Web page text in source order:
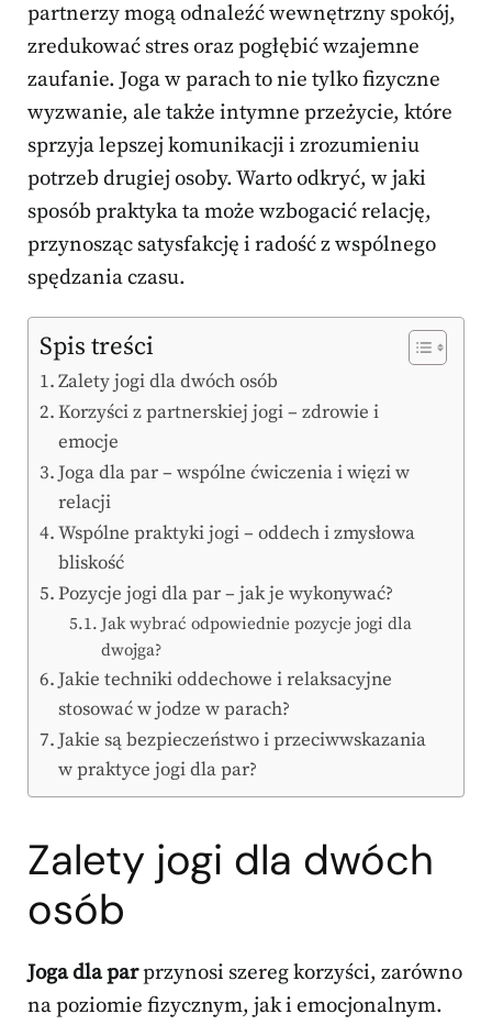
partnerzy mogą odnaleźć wewnętrzny spokój,
zredukować stres oraz pogłębić wzajemne
zaufanie. Joga w parach to nie tylko fizyczne
wyzwanie, ale także intymne przeżycie, które
sprzyja lepszej komunikacji i zrozumieniu
potrzeb drugiej osoby. Warto odkryć, w jaki
sposób praktyka ta może wzbogacić relację,
przynosząc satysfakcję i radość z wspólnego
spędzania czasu.
Spis treści
Zalety jogi dla dwóch osób
Korzyści z partnerskiej jogi – zdrowie i
emocje
Joga dla par – wspólne ćwiczenia i więzi w
relacji
Wspólne praktyki jogi – oddech i zmysłowa
bliskość
Pozycje jogi dla par – jak je wykonywać?
Jak wybrać odpowiednie pozycje jogi dla
dwojga?
Jakie techniki oddechowe i relaksacyjne
stosować w jodze w parach?
Jakie są bezpieczeństwo i przeciwwskazania
w praktyce jogi dla par?
Zalety jogi dla dwóch
osób
Joga dla parprzynosi szereg korzyści, zarówno
na poziomie fizycznym, jak i emocjonalnym.